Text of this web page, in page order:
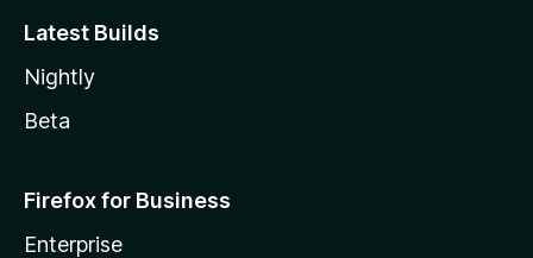
Latest Builds
Nightly
Beta
Firefox for Business
Enterprise